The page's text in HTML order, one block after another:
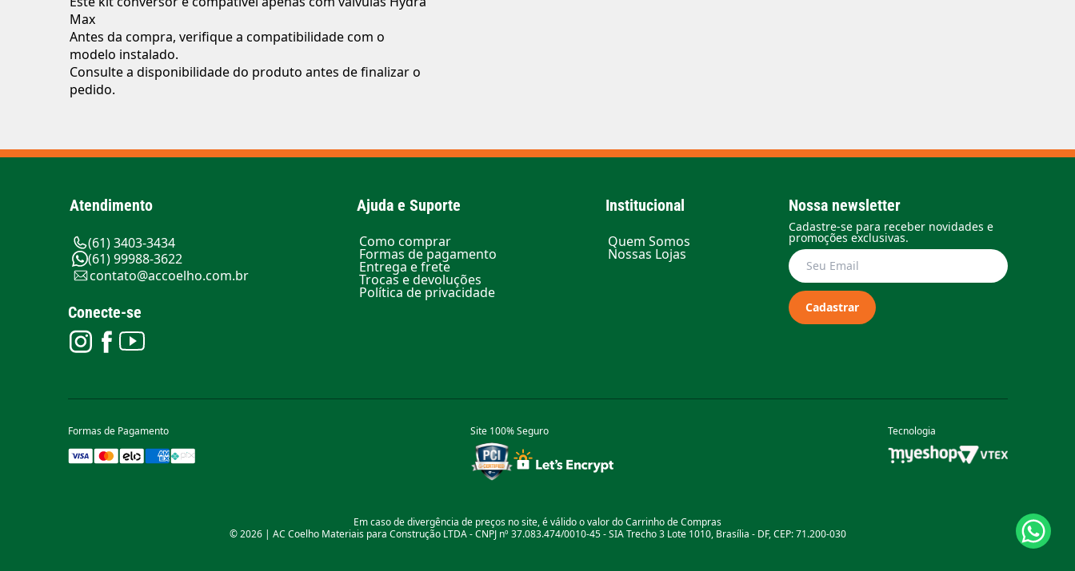
Max
Antes da compra, verifique a compatibilidade com o
modelo instalado.
Consulte a disponibilidade do produto antes de finalizar o
pedido.
Atendimento
(61) 3403-3434
(61) 99988-3622
contato@accoelho.com.br
Conecte-se
Ajuda e Suporte
Como comprar
Formas de pagamento
Entrega e frete
Trocas e devoluções
Política de privacidade
Institucional
Quem Somos
Nossas Lojas
Nossa newsletter
Cadastre-se para receber novidades e
promoções exclusivas.
Cadastrar
Formas de Pagamento Site 100% Seguro Tecnologia
Em caso de divergência de preços no site, é válido o valor do Carrinho de Compras
© 2026 | AC Coelho Materiais para Construção LTDA - CNPJ nº 37.083.474/0010-45 - SIA Trecho 3 Lote 1010, Brasília - DF, CEP: 71.200-030